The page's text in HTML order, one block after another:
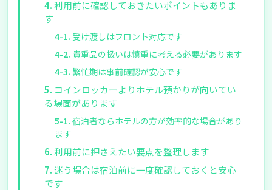
利用前に確認しておきたいポイントもありま
す
受け渡しはフロント対応です
貴重品の扱いは慎重に考える必要があります
繁忙期は事前確認が安心です
コインロッカーよりホテル預かりが向いてい
る場面があります
宿泊者ならホテルの方が効率的な場合があり
ます
利用前に押さえたい要点を整理します
迷う場合は宿泊前に一度確認しておくと安心
です